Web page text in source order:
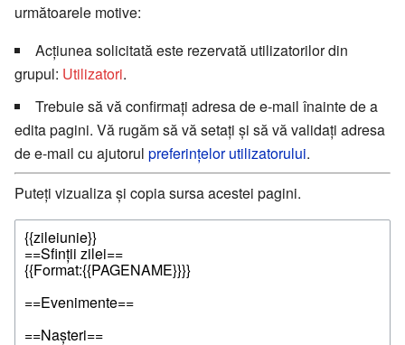
următoarele motive:
Acțiunea solicitată este rezervată utilizatorilor din
grupul: Utilizatori.
Trebuie să vă confirmați adresa de e-mail înainte de a
edita pagini. Vă rugăm să vă setați și să vă validați adresa
de e-mail cu ajutorul preferințelor utilizatorului.
Puteți vizualiza și copia sursa acestei pagini.